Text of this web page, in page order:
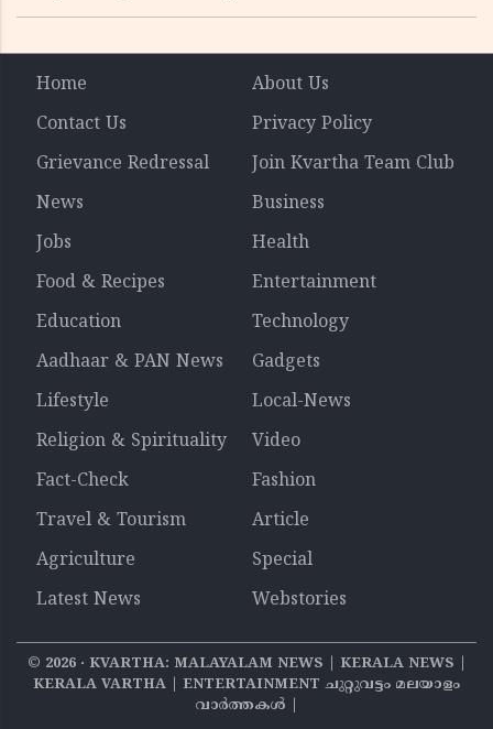
Home
About Us
Contact Us
Privacy Policy
Grievance Redressal
Join Kvartha Team Club
News
Business
Jobs
Health
Food & Recipes
Entertainment
Education
Technology
Aadhaar & PAN News
Gadgets
Lifestyle
Local-News
Religion & Spirituality
Video
Fact-Check
Fashion
Travel & Tourism
Article
Agriculture
Special
Latest News
Webstories
© 2026‧ KVARTHA: MALAYALAM NEWS | KERALA NEWS |
KERALA VARTHA | ENTERTAINMENT ചുറ്റുവട്ടം മലയാളം
വാര്‍ത്തകൾ |